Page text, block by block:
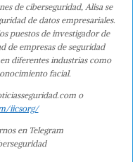
de ciberseguridad, Alisa se
de datos empresariales.
puestos de investigador de
de empresas de seguridad
diferentes industrias como
facial.
o
iicsorg/
en Telegram